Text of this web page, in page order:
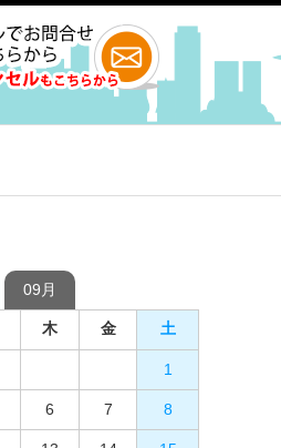
09月
木 金 土
1
6 7 8
木 金 土
5
10 11 12